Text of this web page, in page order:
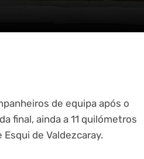
de equipa após o
final, ainda a 11 quilómetros
Esqui de Valdezcaray.